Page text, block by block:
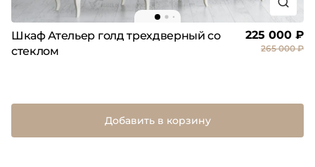
Шкаф Ательер голд трехдверный со
стеклом
225 000 ₽
265 000 ₽
Добавить в корзину